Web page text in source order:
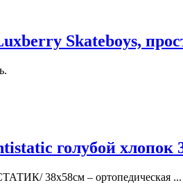
Skateboys,
голубой хлопок
38х58см – ортопедическая ...